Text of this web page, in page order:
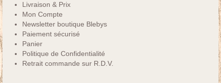
Livraison & Prix
Mon Compte
Newsletter boutique Blebys
Paiement sécurisé
Panier
Politique de Confidentialité
Retrait commande sur R.D.V.